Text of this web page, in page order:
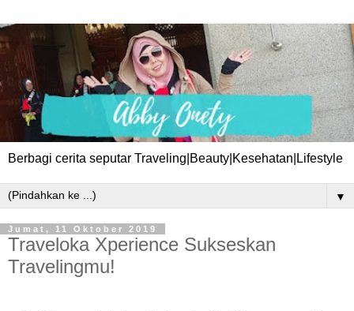
Berbagi cerita seputar Traveling|Beauty|Kesehatan|Lifestyle
▼
Jumat, 11 Oktober 2019
Traveloka Xperience Sukseskan
Travelingmu!